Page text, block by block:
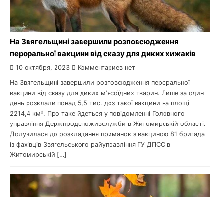
На Звягельщині завершили розповсюдження
пероральної вакцини від сказу для диких хижаків
10 октября, 2023 Комментариев нет
На Звягельщині завершили розповсюдження пероральної
вакцини від сказу для диких мʼясоїдних тварин. Лише за один
день розклали понад 5,5 тис. доз такої вакцини на площі
2214,4 км². Про таке йдеться у повідомленні Головного
управління Держпродспоживслужби в Житомирській області.
Долучилася до розкладання приманок з вакциною 81 бригада
із фахівців Звягельського райуправління ГУ ДПСС в
Житомирській […]